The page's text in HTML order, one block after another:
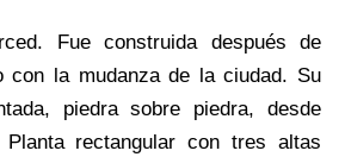
Fue construida después de
con la mudanza de la ciudad. Su
piedra sobre piedra, desde
rectangular con tres altas